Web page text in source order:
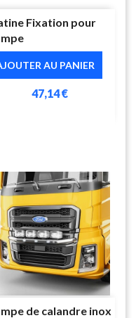
Fixation pour
AU PANIER
47,14 €
de calandre inox